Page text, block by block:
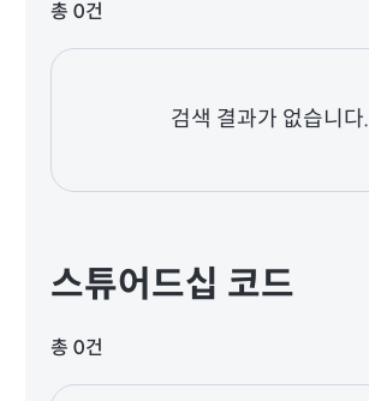
총 0건
검색 결과가 없습니다.
스튜어드십 코드
총 0건